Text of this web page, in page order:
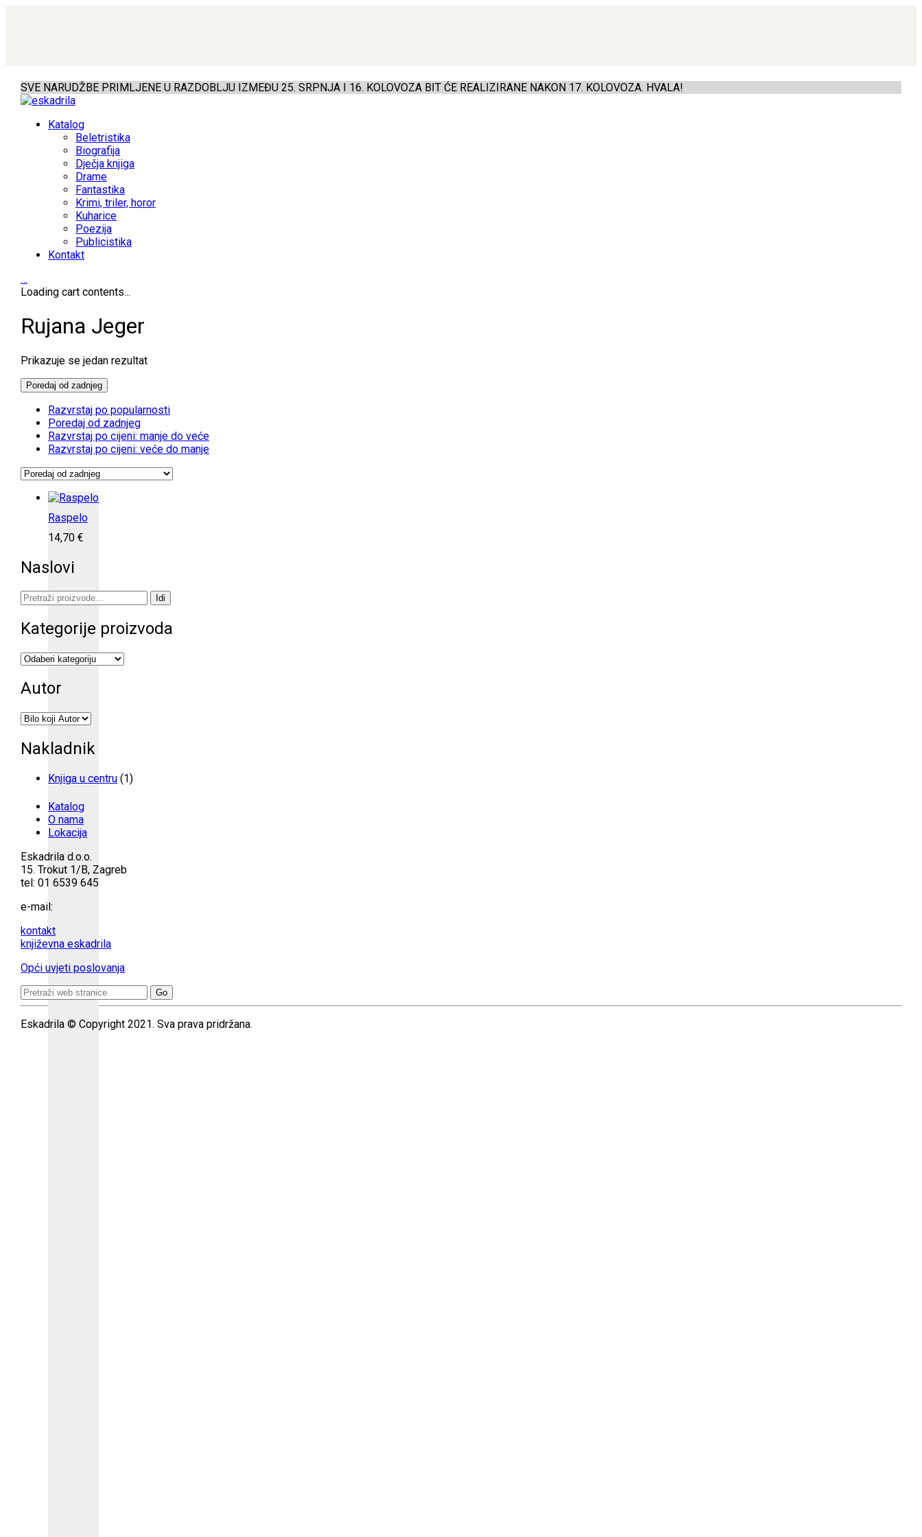
SVE NARUDŽBE PRIMLJENE U RAZDOBLJU IZMEĐU 25. SRPNJA I 16. KOLOVOZA BIT ĆE REALIZIRANE NAKON 17. KOLOVOZA. HVALA!
Katalog
Beletristika
Biografija
Dječja knjiga
Drame
Fantastika
Krimi, triler, horor
Kuharice
Poezija
Publicistika
Kontakt
…
Loading cart contents...
Rujana Jeger
Prikazuje se jedan rezultat
Poredaj od zadnjeg
Razvrstaj po popularnosti
Poredaj od zadnjeg
Razvrstaj po cijeni: manje do veće
Razvrstaj po cijeni: veće do manje
Raspelo
14,70 €
Naslovi
Pretraži: Idi
Kategorije proizvoda
Autor
Nakladnik
Knjiga u centru (1)
Katalog
O nama
Lokacija
Eskadrila d.o.o.
15. Trokut 1/B, Zagreb
tel: 01 6539 645
e-mail:
kontakt
književna eskadrila
Opći uvjeti poslovanja
Search
for:
Eskadrila © Copyright 2021. Sva prava pridržana.